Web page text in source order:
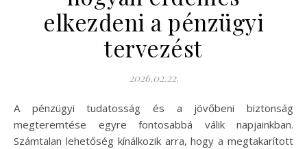
elkezdeni a pénzügyi
tervezést
2026.02.22.
A pénzügyi tudatosság és a jövőbeni biztonság
megteremtése egyre fontosabbá válik napjainkban.
Számtalan lehetőség kínálkozik arra, hogy a megtakarított